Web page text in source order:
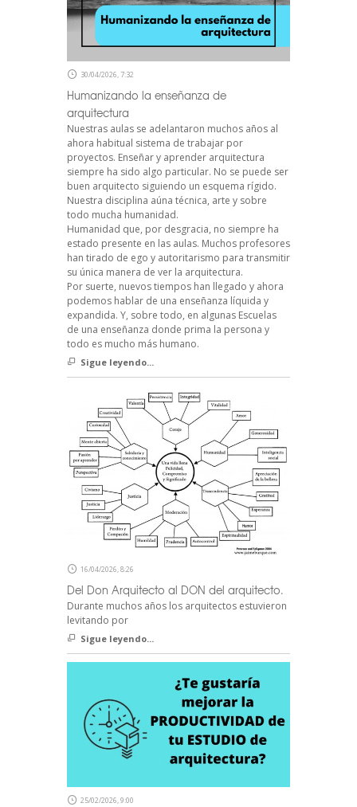
30/04/2026, 7:32
Humanizando la enseñanza de
arquitectura
Nuestras aulas se adelantaron muchos años al
ahora habitual sistema de trabajar por
proyectos. Enseñar y aprender arquitectura
siempre ha sido algo particular. No se puede ser
buen arquitecto siguiendo un esquema rígido.
Nuestra disciplina aúna técnica, arte y sobre
todo mucha humanidad.
Humanidad que, por desgracia, no siempre ha
estado presente en las aulas. Muchos profesores
han tirado de ego y autoritarismo para transmitir
su única manera de ver la arquitectura.
Por suerte, nuevos tiempos han llegado y ahora
podemos hablar de una enseñanza líquida y
expandida. Y, sobre todo, en algunas Escuelas
de una enseñanza donde prima la persona y
todo es mucho más humano.
Sigue leyendo...
16/04/2026, 8:26
Del Don Arquitecto al DON del arquitecto.
Durante muchos años los arquitectos estuvieron
levitando por
Sigue leyendo...
25/02/2026, 9:00